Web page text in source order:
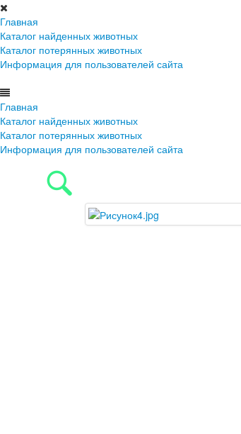
Главная
Каталог найденных животных
Каталог потерянных животных
Информация для пользователей сайта
Главная
Каталог найденных животных
Каталог потерянных животных
Информация для пользователей сайта